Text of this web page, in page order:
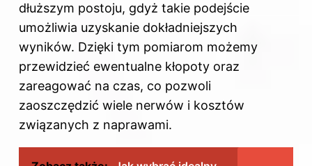
dłuższym postoju, gdyż takie podejście
umożliwia uzyskanie dokładniejszych
wyników. Dzięki tym pomiarom możemy
przewidzieć ewentualne kłopoty oraz
zareagować na czas, co pozwoli
zaoszczędzić wiele nerwów i kosztów
związanych z naprawami.